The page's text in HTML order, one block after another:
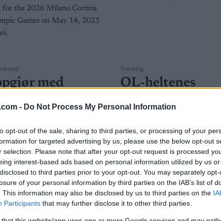
- Do Not Process My Personal Information
opt-out of the sale, sharing to third parties, or processing of your
for targeted advertising by us, please use the below opt-out
selection. Please note that after your opt-out request is processed
interest-based ads based on personal information utilized by us
to third parties prior to your opt-out. You may separately
of your personal information by third parties on the IAB’s list of
This information may also be disclosed by us to third parties on the
Participants that may further disclose it to other third parties.
med
til å gå min
SCHEVE 18.09.2025
skistjernen dropper
og tar et oppgjør med
–
ikke i tall og tester, advarer
Trening
OL-heltenes
De trener som maskiner – men
barn på bursdag. Noen koker
sin egen sirup.